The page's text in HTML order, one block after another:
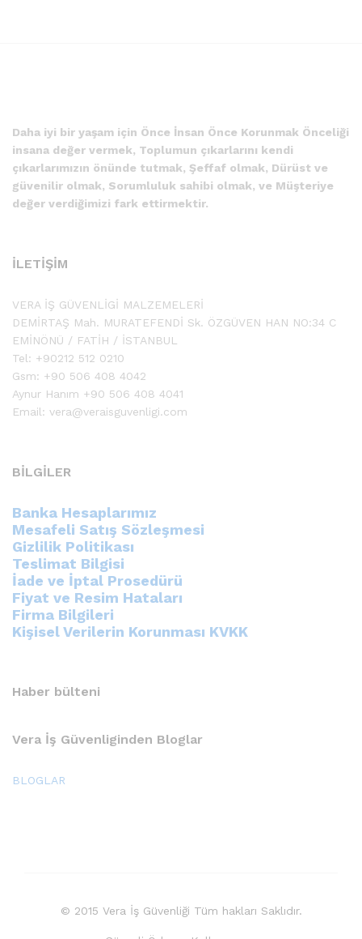
Daha iyi bir yaşam için Önce İnsan Önce Korunmak Önceliği
insana değer vermek, Toplumun çıkarlarını kendi
çıkarlarımızın önünde tutmak, Şeffaf olmak, Dürüst ve
güvenilir olmak, Sorumluluk sahibi olmak, ve Müşteriye
değer verdiğimizi fark ettirmektir.
İLETİŞİM
VERA İŞ GÜVENLİGİ MALZEMELERİ
DEMİRTAŞ Mah. MURATEFENDİ Sk. ÖZGÜVEN HAN NO:34 C
EMİNÖNÜ / FATİH / İSTANBUL
Tel: +90212 512 0210
Gsm: +90 506 408 4042
Aynur Hanım +90 506 408 4041
Email: vera@veraisguvenligi.com
BİLGİLER
Banka Hesaplarımız
Mesafeli Satış Sözleşmesi
Gizlilik Politikası
Teslimat Bilgisi
İade ve İptal Prosedürü
Fiyat ve Resim Hataları
Firma Bilgileri
Kişisel Verilerin Korunması KVKK
Haber bülteni
Vera İş Güvenliginden Bloglar
BLOGLAR
© 2015 Vera İş Güvenliği Tüm hakları Saklıdır.